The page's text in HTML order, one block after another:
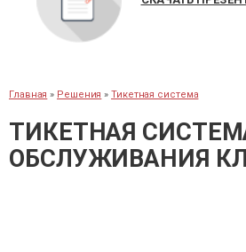
Главная » Решения »Тикетная система
ТИКЕТНАЯ
ОБСЛУЖИВАНИЯ